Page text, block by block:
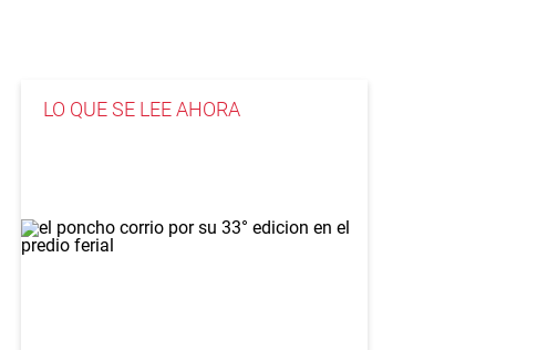
LO QUE SE LEE AHORA